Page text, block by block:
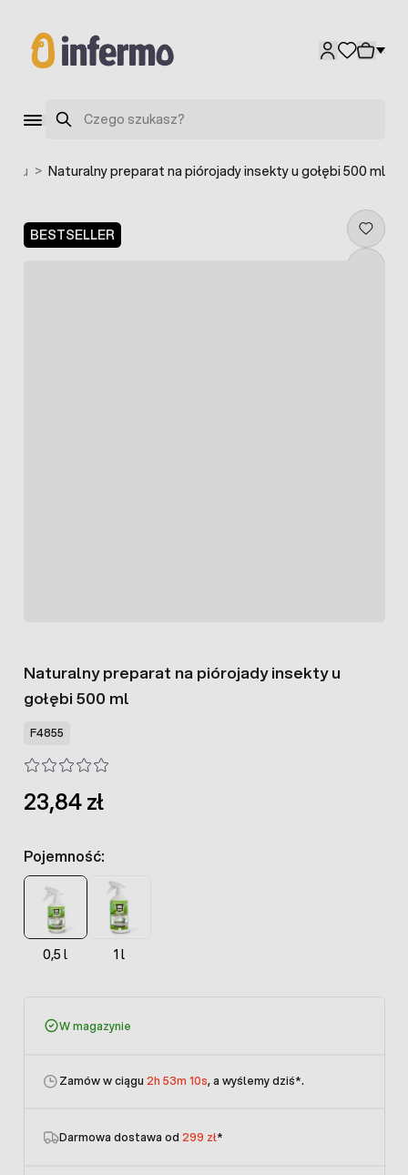
Szukaj
> Naturalny preparat na piórojady insekty u gołębi 500 ml
BESTSELLER
Naturalny preparat na piórojady insekty u
gołębi 500 ml
F4855
23,84 zł
Pojemność:
0,5 l 1 l
W magazynie
Zamów w ciągu 2h 53m 10s, a wyślemy dziś*.
Darmowa dostawa od 299 zł*